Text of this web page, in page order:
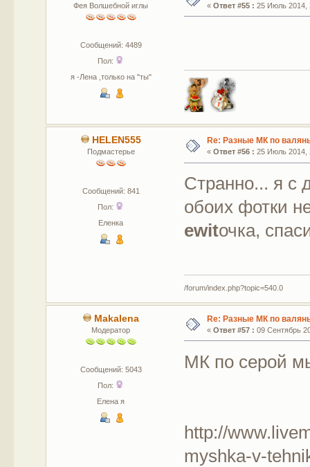
Фея Волшебной иглы
Сообщений: 4489
Пол:
я -Лена ,только на "ты"
« Ответ #55 : 25 Июль 2014,
HELEN555
Подмастерье
Сообщений: 841
Пол:
Еленка
Re: Разные МК по
« Ответ #56 : 25 Июль 2014,
Странно... я с
обоих фотки
ewitочка,
/forum/index.php?topic=540.0
Makalena
Модератор
Сообщений: 5043
Пол:
Елена я
Re: Разные МК по
« Ответ #57 : 09 Сентябрь
МК по серой
http://
myshka-v-